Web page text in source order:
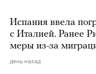
Испания ввела
с Италией. Ранее
меры из-за
день назад